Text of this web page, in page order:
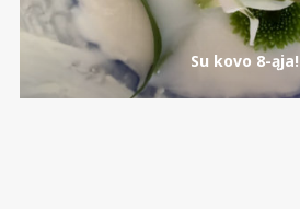
Su kovo 8-ąja!